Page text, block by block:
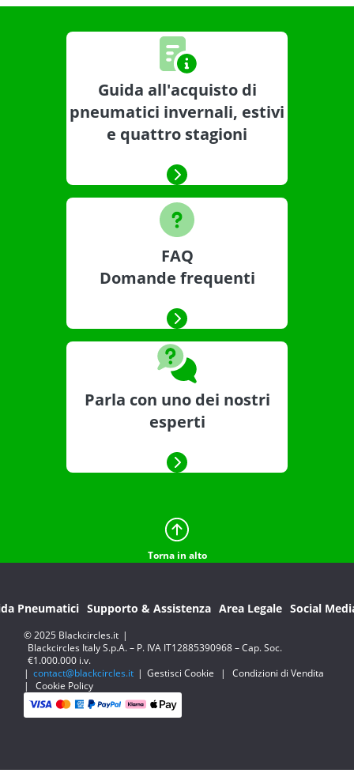
Guida all'acquisto di
pneumatici invernali, estivi
e quattro stagioni
FAQ
Domande frequenti
Parla con uno dei nostri
esperti
Torna in alto
Pneumatici Supporto & Assistenza Area Legale Social
© 2025 Blackcircles.it |
Blackcircles Italy S.p.A. – P. IVA IT12885390968 – Cap. Soc.
€1.000.000 i.v.
| contact@blackcircles.it | Gestisci Cookie |
Condizioni di Vendita
|
Cookie Policy